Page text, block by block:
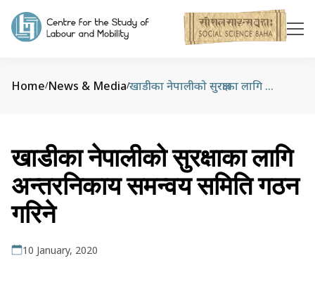
Home/News & Media/ खाडीका नेपालीको सुरक्षाका लागि अन्तरनिकाय समन्वय समिति गठन गरिने
खाडीका नेपालीको सुरक्षाका लागि
अन्तरनिकाय समन्वय समिति गठन
गरिने
10 January, 2020